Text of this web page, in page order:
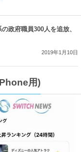
政府職員300人を追放、
2019年1月10日
用)